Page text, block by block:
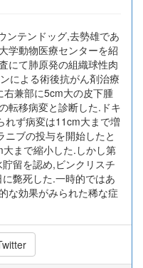
ンテンドッグ,去勢雄であ
学動物医療センターを紹
にて肺原発の組織球性肉
による術後抗がん剤治療
兼部に5cm大の皮下腫
転移病変と診断した.ドキ
れず病変は11cm大まで増
ブの投与を開始したと
まで縮小した.しかし第
留を認め,ビンクリスチ
斃死した.一時的ではあ
な効果がみられた稀な症